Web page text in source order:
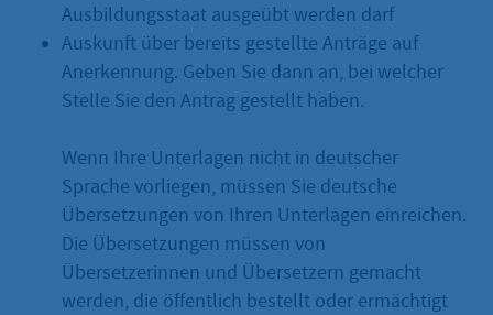
Ausbildungsstaat ausgeübt werden darf
Auskunft über bereits gestellte Anträge auf
Anerkennung. Geben Sie dann an, bei welcher
Stelle Sie den Antrag gestellt haben.
Wenn Ihre Unterlagen nicht in deutscher
Sprache vorliegen, müssen Sie deutsche
Übersetzungen von Ihren Unterlagen einreichen.
Die Übersetzungen müssen von
Übersetzerinnen und Übersetzern gemacht
werden, die öffentlich bestellt oder ermächtigt